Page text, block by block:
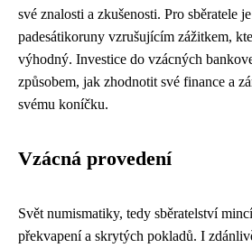
své znalosti a zkušenosti. Pro sběratele
padesátikoruny vzrušujícím zážitkem,
výhodný. Investice do vzácných
způsobem, jak zhodnotit své finance a
svému koníčku.
Vzácná provedení
Svět numismatiky, tedy sběratelství
překvapení a skrytých pokladů. I